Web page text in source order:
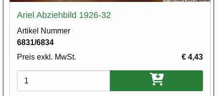
Ariel Abziehbild 1926-32
Artikel Nummer
6831/6834
Preis exkl. MwSt.
€ 4,43
Varianten